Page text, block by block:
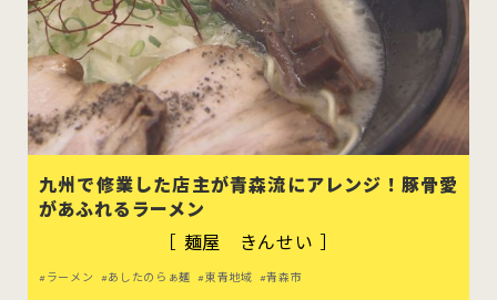
九州で修業した店主が青森流にアレンジ！豚骨愛
があふれるラーメン
［ 麺屋 きんせい ］
ラーメン あしたのらぁ麺 東青地域 青森市